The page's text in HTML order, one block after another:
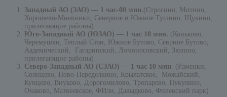
Западный АО (ЗАО) — 1 час-00 мин.(Строгино, Митино,
Хорошево-Мневники, Северное и Южное Тушино, Щукино,
прилегающие районы)
Юго-Западный АО (ЮЗАО) — 1 час 10 мин. (Коньково,
Черемушки, Теплый Стан, Южное Бутово, Севрное Бутово,
Аадемический, Гагаринский, Ломоносовский, Зюзино,
прилегающие районы)
Северо-Западный АО (СЗАО) — 1 час 10 мин . (Раменки,
Солнцево, Ново-Переделкино, Крылатское, Можайский,
Кунцево, Внуково, Дорогомилово, Тропарево, Нукулино,
Очаково, Матвеевское, ФИли, Давыдково, Филевский парк)